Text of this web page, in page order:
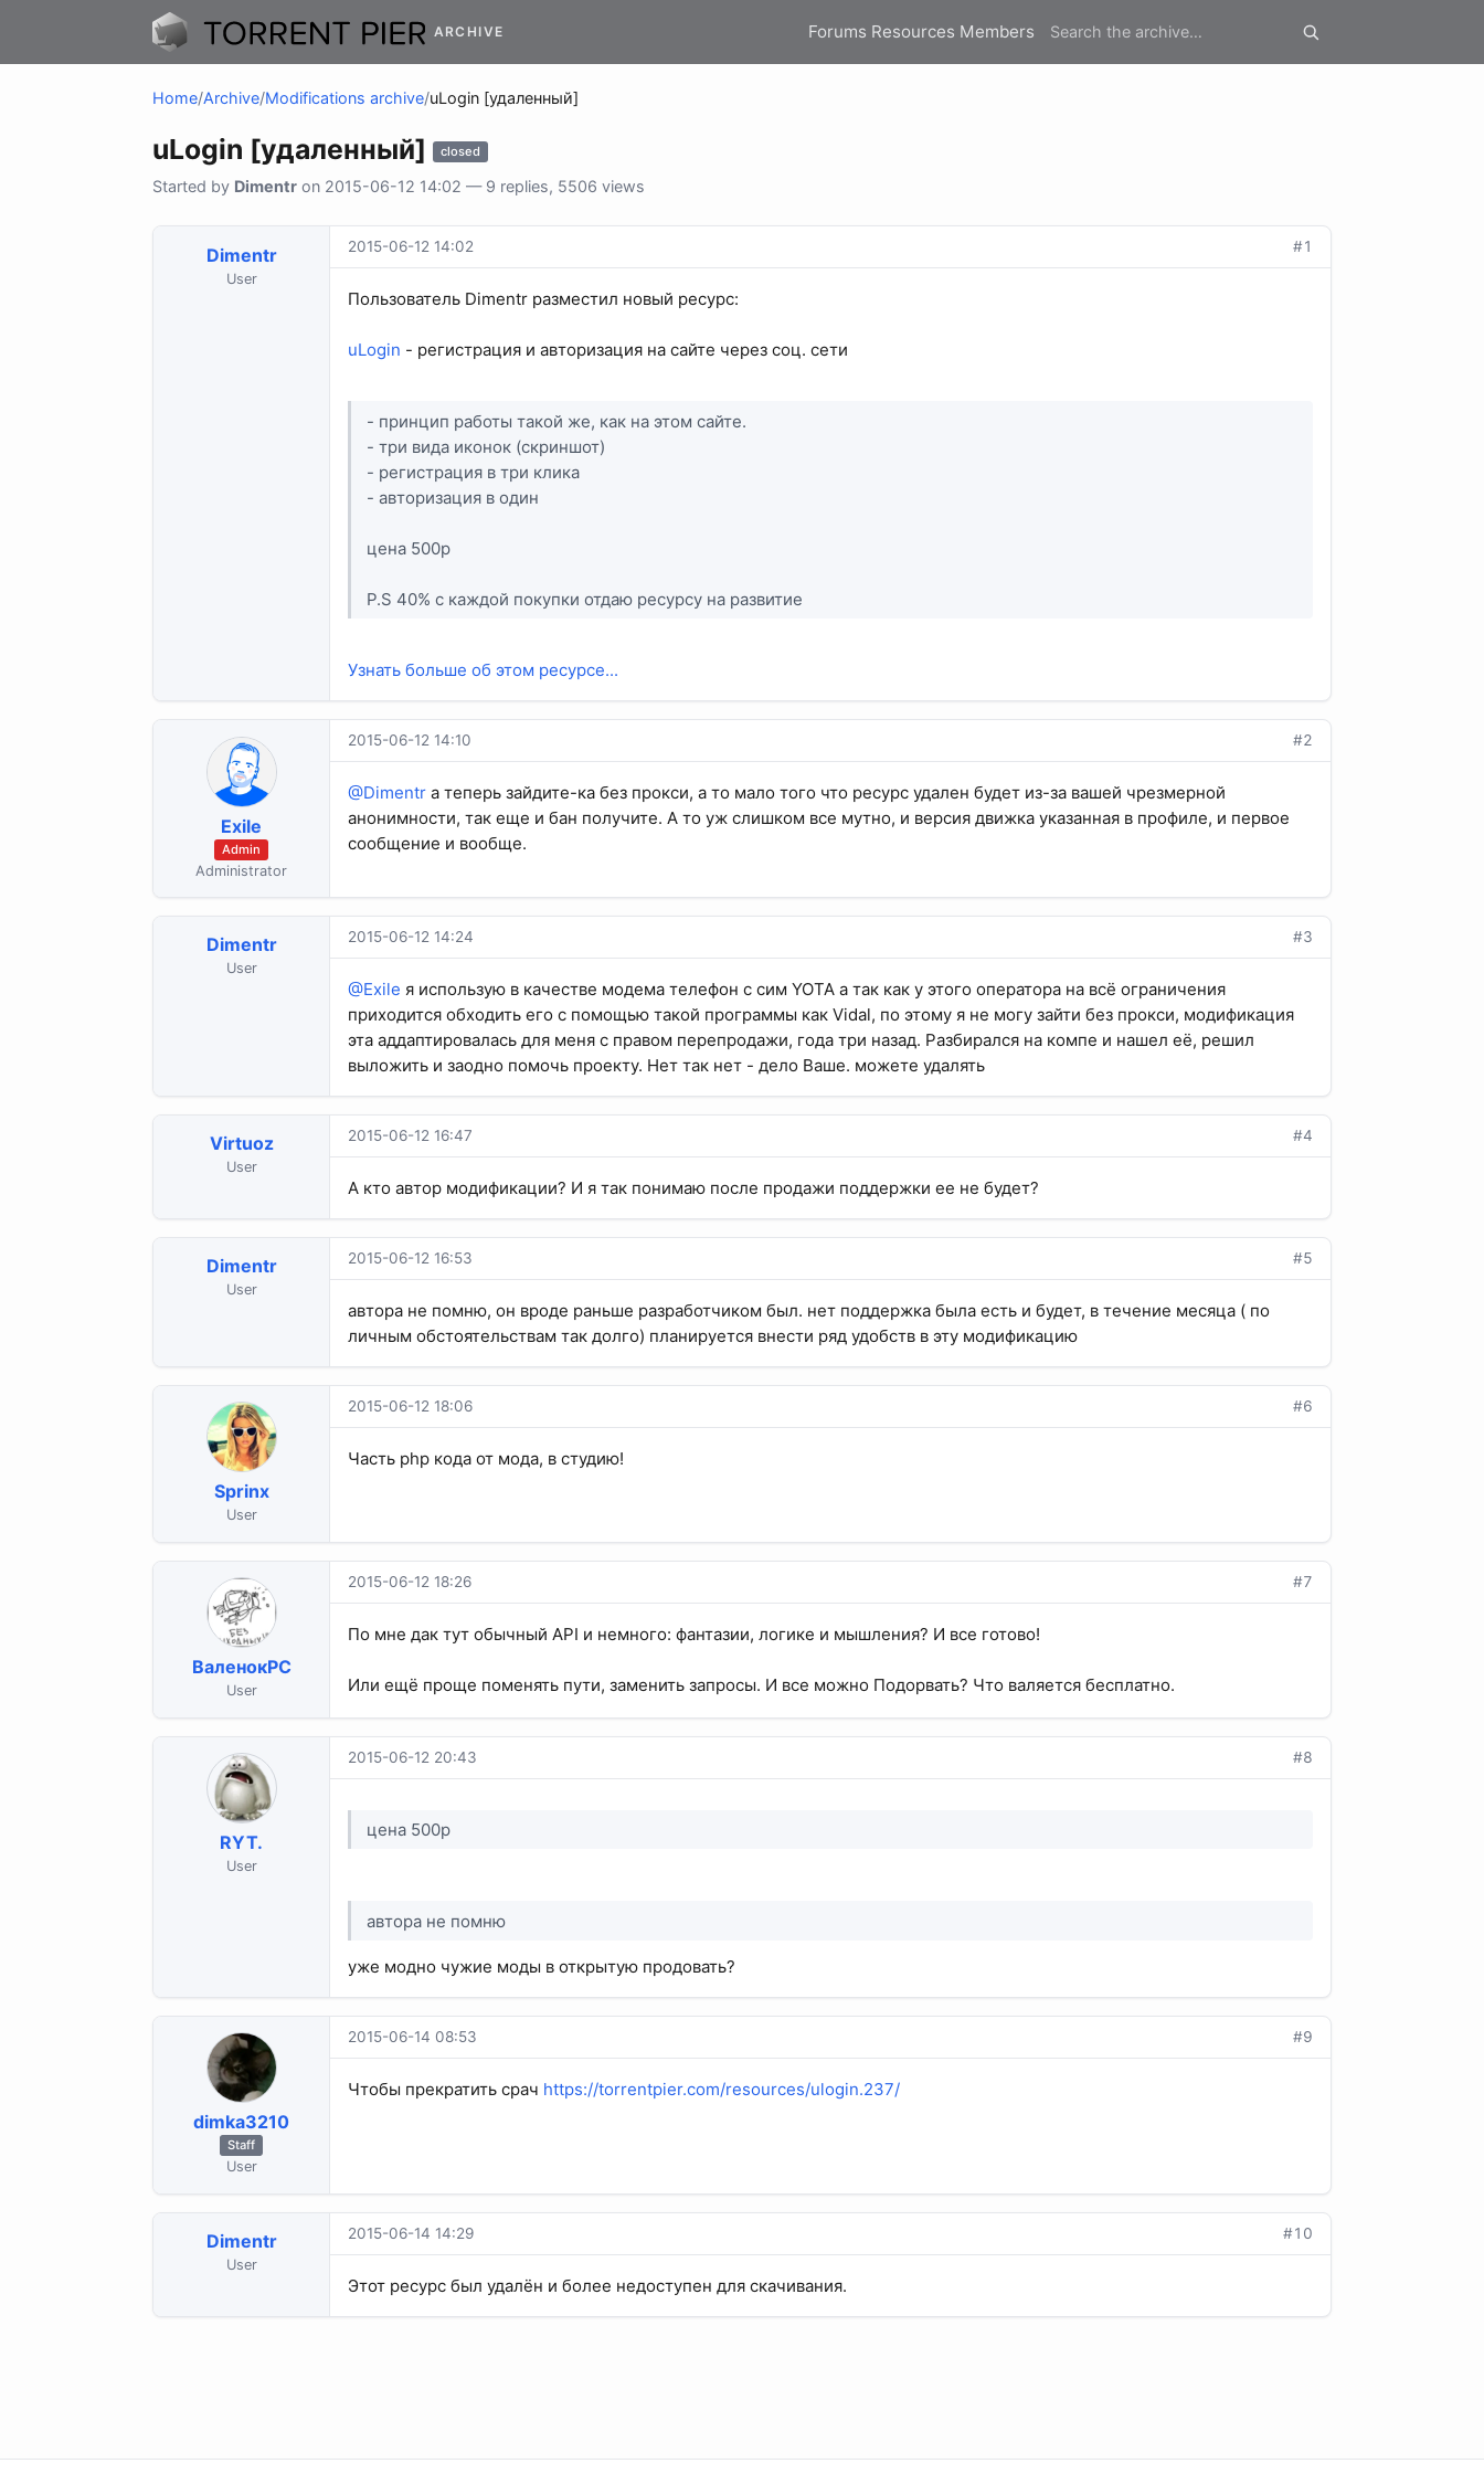
ARCHIVE Forums Resources Members
Home/Archive/Modifications archive/uLogin [удаленный]
uLogin [удаленный] closed
Started by Dimentr on 2015-06-12 14:02 — 9 replies, 5506 views
Dimentr
User
2015-06-12 14:02 #1
Пользователь Dimentr разместил новый ресурс:
uLogin - регистрация и авторизация на сайте через соц. сети
- принцип работы такой же, как на этом сайте.
- три вида иконок (скриншот)
- регистрация в три клика
- авторизация в один
цена 500р
P.S 40% с каждой покупки отдаю ресурсу на развитие
Узнать больше об этом ресурсе...
Exile
Admin
Administrator
2015-06-12 14:10 #2
@Dimentr а теперь зайдите-ка без прокси, а то мало того что ресурс удален будет из-за вашей чрезмерной
анонимности, так еще и бан получите. А то уж слишком все мутно, и версия движка указанная в профиле, и первое
сообщение и вообще.
Dimentr
User
2015-06-12 14:24 #3
@Exile я использую в качестве модема телефон с сим YOTA а так как у этого оператора на всё ограничения
приходится обходить его с помощью такой программы как Vidal, по этому я не могу зайти без прокси, модификация
эта аддаптировалась для меня с правом перепродажи, года три назад. Разбирался на компе и нашел её, решил
выложить и заодно помочь проекту. Нет так нет - дело Ваше. можете удалять
Virtuoz
User
2015-06-12 16:47 #4
А кто автор модификации? И я так понимаю после продажи поддержки ее не будет?
Dimentr
User
2015-06-12 16:53 #5
автора не помню, он вроде раньше разработчиком был. нет поддержка была есть и будет, в течение месяца ( по
личным обстоятельствам так долго) планируется внести ряд удобств в эту модификацию
Sprinx
User
2015-06-12 18:06 #6
Часть php кода от мода, в студию!
ВаленокPC
User
2015-06-12 18:26 #7
По мне дак тут обычный API и немного: фантазии, логике и мышления? И все готово!
Или ещё проще поменять пути, заменить запросы. И все можно Подорвать? Что валяется бесплатно.
RYT.
User
2015-06-12 20:43 #8
цена 500р
автора не помню
уже модно чужие моды в открытую продовать?
dimka3210
Staff
User
2015-06-14 08:53 #9
Чтобы прекратить срач https://torrentpier.com/resources/ulogin.237/
Dimentr
User
2015-06-14 14:29 #10
Этот ресурс был удалён и более недоступен для скачивания.